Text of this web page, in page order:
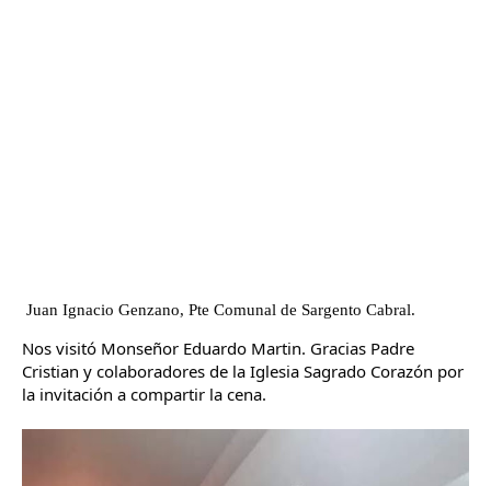
Juan Ignacio Genzano, Pte Comunal de Sargento Cabral.
Nos visitó Monseñor Eduardo Martin. Gracias Padre
Cristian y colaboradores de la Iglesia Sagrado Corazón por
la invitación a compartir la cena.